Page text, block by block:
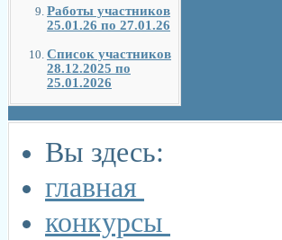
Работы участников
25.01.26 по 27.01.26
Список участников
28.12.2025 по
25.01.2026
Вы здесь:
главная
конкурсы